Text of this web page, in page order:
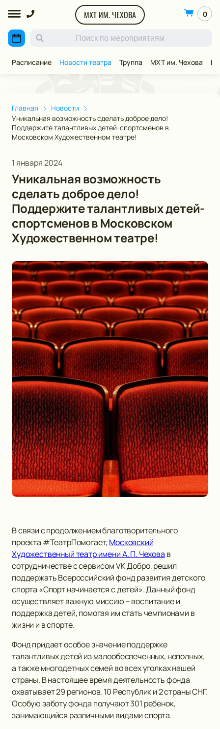
МХТ ИМ. ЧЕХОВА 0
Расписание Новости театра Труппа МХТ им. Чехова
Главная
Новости
Уникальная возможность сделать доброе дело!
Поддержите талантливых детей-спортсменов в
Московском Художественном театре!
1 января 2024
Уникальная возможность
сделать доброе дело!
Поддержите талантливых детей-
спортсменов в Московском
Художественном театре!
В связи с продолжением благотворительного
проекта #ТеатрПомогает, Московский
Художественный театр имени А. П. Чехова в
сотрудничестве с сервисом VK Добро, решил
поддержать Всероссийский фонд развития детского
спорта «Спорт начинается с детей». Данный фонд
осуществляет важную миссию – воспитание и
поддержка детей, помогая им стать чемпионами в
жизни и в спорте.
Фонд придает особое значение поддержке
талантливых детей из малообеспеченных, неполных,
а также многодетных семей во всех уголках нашей
страны. В настоящее время деятельность фонда
охватывает 29 регионов, 10 Республик и 2 страны СНГ.
Особую заботу фонда получают 301 ребенок,
занимающийся различными видами спорта.